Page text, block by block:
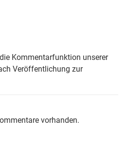
Kommentarfunktion unserer
Veröffentlichung zur
vorhanden.